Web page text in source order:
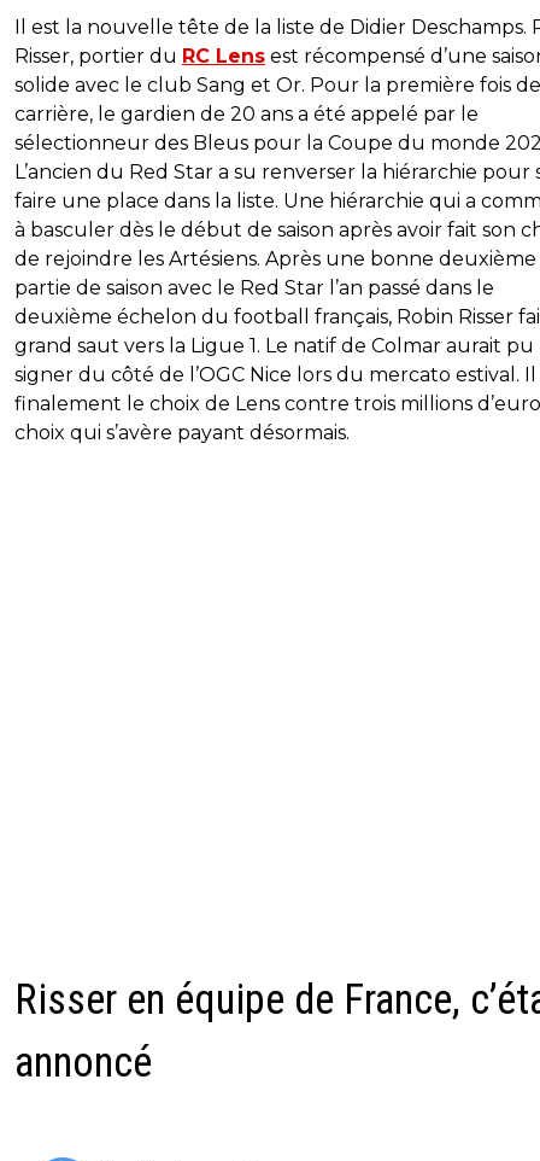
Il est la nouvelle tête de la liste de Didier Deschamps.
Risser, portier du RC Lens est récompensé d’une
solide avec le club Sang et Or. Pour la première fois
carrière, le gardien de 20 ans a été appelé par le
sélectionneur des Bleus pour la Coupe du monde
L’ancien du Red Star a su renverser la hiérarchie pour
faire une place dans la liste. Une hiérarchie qui a
à basculer dès le début de saison après avoir fait son
de rejoindre les Artésiens. Après une bonne deuxième
partie de saison avec le Red Star l’an passé dans le
deuxième échelon du football français, Robin Risser
grand saut vers la Ligue 1. Le natif de Colmar aurait pu
signer du côté de l’OGC Nice lors du mercato estival.
finalement le choix de Lens contre trois millions
choix qui s’avère payant désormais.
Risser en équipe de France,
annoncé